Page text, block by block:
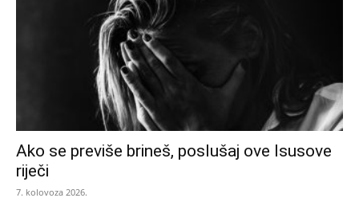
Ako se previše brineš, poslušaj ove Isusove
riječi
7. kolovoza 2026.